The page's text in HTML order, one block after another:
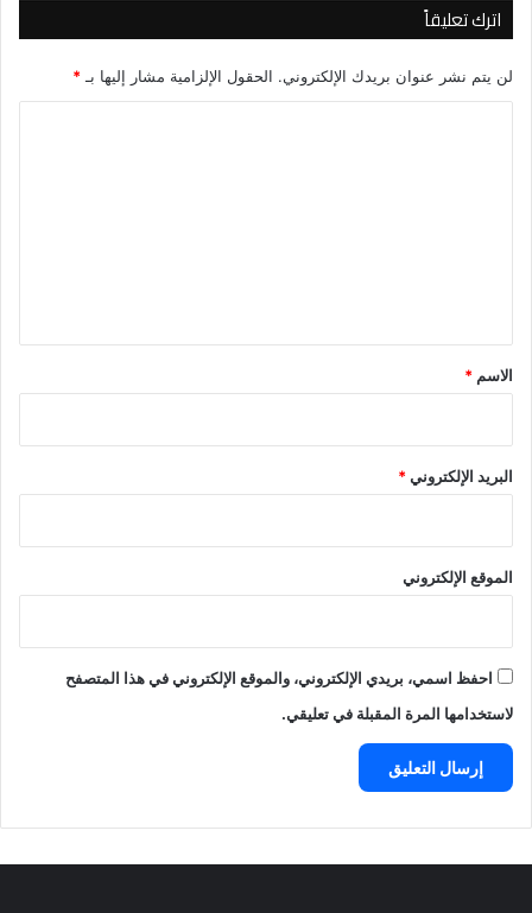
اترك تعليقاً
لن يتم نشر عنوان بريدك الإلكتروني. الحقول الإلزامية مشار إليها بـ *
*
الاسم *
البريد الإلكتروني*
الموقع الإلكتروني
احفظ اسمي، بريدي الإلكتروني، والموقع الإلكتروني في هذا المتصفح
لاستخدامها المرة المقبلة في تعليقي.